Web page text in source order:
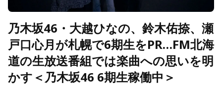
乃木坂46・大越ひなの、鈴木佑捺、瀬
戸口心月が札幌で6期生をPR…FM北海
道の生放送番組では楽曲への思いを明
かす＜乃木坂46 6期生稼働中＞